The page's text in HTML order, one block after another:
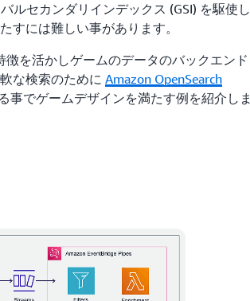
ルセカンダリインデックス (GSI) を駆使し
すには難しい事があります。
徴を活かしゲームのデータのバックエンド
な検索のために Amazon OpenSearch
事でゲームデザインを満たす例を紹介しま